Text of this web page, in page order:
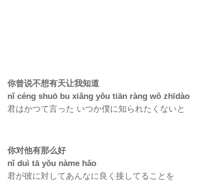
你曾说不想有天让我知道
nǐ céng shuō bu xiǎng yǒu tiān ràng wǒ zhīdào
君はかつて言った いつか僕に知られたくないと
你对他有那么好
nǐ duì tā yǒu nàme hǎo
君が彼に対してあんなに良く接してることを